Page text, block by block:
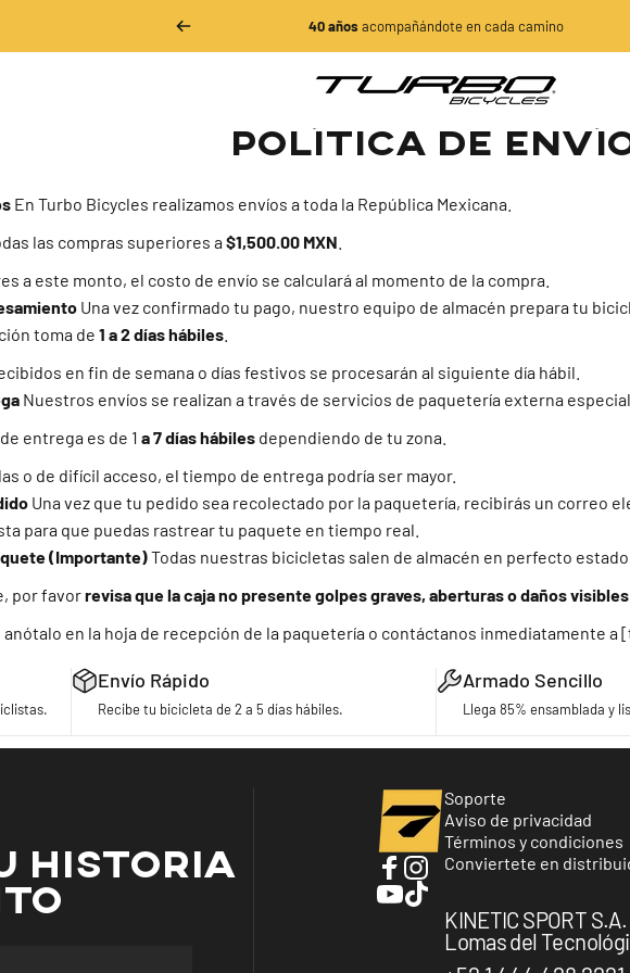
40 años acompañándote en cada camino
Turbo Bicycles
POLÍTICA DE
En Turbo Bicycles realizamos envíos a toda la República Mexicana.
las compras superiores a $1,500.00 MXN
a este monto, el costo de envío se calculará al momento de la compra.
Una vez confirmado tu pago, nuestro equipo de almacén prepara tu
toma de 1 a 2 días hábiles
en fin de semana o días festivos se procesarán al siguiente día hábil.
Nuestros envíos se realizan a través de servicios de paquetería externa
entrega es de 1 a 7 días hábiles dependiendo de tu zona.
o de difícil acceso, el tiempo de entrega podría ser mayor.
Una vez que tu pedido sea recolectado por la paquetería, recibirás un correo
para que puedas rastrear tu paquete en tiempo real.
(Importante)Todas nuestras bicicletas salen de almacén en perfecto
por favorrevisa que la caja no presente golpes graves, aberturas o daños visibles
anótalo en la hoja de recepción de la paquetería o contáctanos inmediatamente
Envío Rápido
Recibe tu bicicleta de 2 a 5 días hábiles.
Armado Sencillo
Llega 85% ensamblada y
Turbo Bicycles
Facebook
Instagram
TikTok
Soporte
Aviso de privacidad
Términos y condiciones
Conviertete en
KINETIC SPORT
Lomas del
HISTORIA